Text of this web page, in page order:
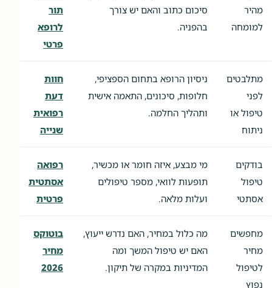
מהיר
למומחה
סיכום כתוב והאם יש צורך
בהפניה.
תור
לרופא
פרטי
מתלבטים
לפני
טיפול או
ניתוח
ניסיון הרופא בתחום הספציפי,
חלופות, סיכונים, התאמה אישית
ותהליך החלמה.
חוות
דעת
רפואית
שנייה
בודקים
טיפול
אסתטי
מי מבצע, איזה חומר או מכשיר,
תופעות לוואי, מספר טיפולים
ועלות מלאה.
רפואה
אסתטית
פרטית
מחפשים
מחיר
לטיפול
נפוץ
מה כלול במחיר, האם נדרש ייעוץ,
האם יש טיפול המשך ומה
המדיניות במקרה של תיקון.
בוטוקס
מחיר
2026